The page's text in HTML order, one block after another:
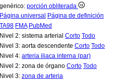
genérico: porción obliterada
Página universal Página de definición
TA98 FMA PubMed
Nivel 2: sistema arterial Corto Todo
Nivel 3: aorta descendente Corto Todo
Nivel 4: arteria iliaca interna (par)
Nivel 2: zona de órgano Corto Todo
Nivel 3: zona de arteria